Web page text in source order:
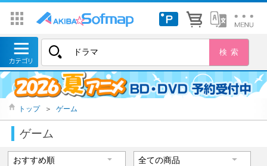
トップ ＞ ゲーム
ゲーム